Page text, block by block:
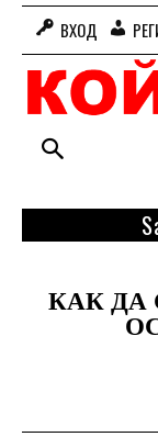
ВХОД
КАК ДА